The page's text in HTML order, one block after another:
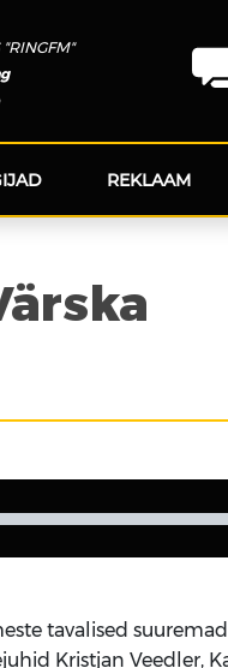
"RINGFM"
REKLAAM
tavalised
Kristjan Veedler,